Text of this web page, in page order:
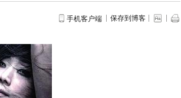
手机客户端 保存到博客